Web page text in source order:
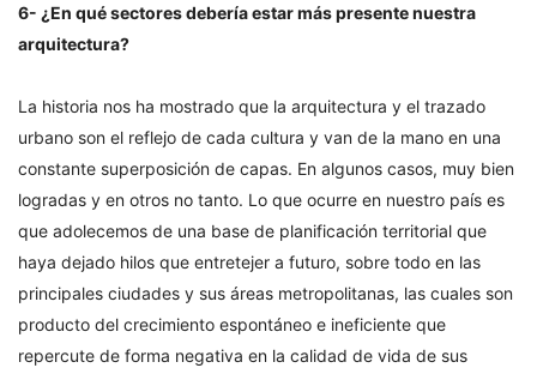
6- ¿En qué sectores debería estar más presente nuestra
arquitectura?
La historia nos ha mostrado que la arquitectura y el trazado
urbano son el reflejo de cada cultura y van de la mano en una
constante superposición de capas. En algunos casos, muy bien
logradas y en otros no tanto. Lo que ocurre en nuestro país es
que adolecemos de una base de planificación territorial que
haya dejado hilos que entretejer a futuro, sobre todo en las
principales ciudades y sus áreas metropolitanas, las cuales son
producto del crecimiento espontáneo e ineficiente que
repercute de forma negativa en la calidad de vida de sus